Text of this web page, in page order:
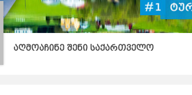
აღმოაჩინე შენი საქართველო